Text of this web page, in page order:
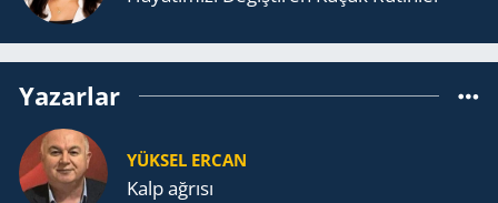
Yazarlar
YÜKSEL ERCAN
Kalp ağrısı